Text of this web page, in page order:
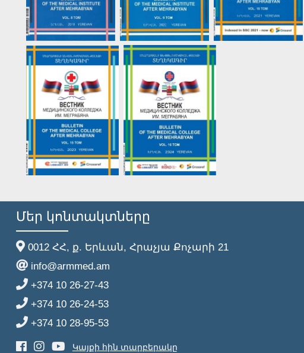
Մեր կոնտակտները
0012 ՀՀ, ք. Երևան, Հրաչյա Քոչարի 21
info@armmed.am
+374 10 26-27-43
+374 10 26-24-53
+374 10 28-95-53
Կայքի հին տարբերակը